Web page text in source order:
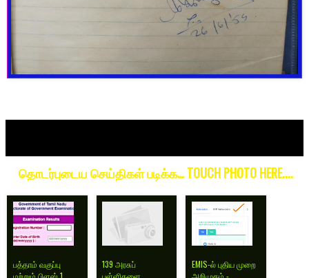
தொடர்புடைய செய்திகள் படிக்க… TOUCH PHOTO HERE....
பத்தாம் வகுப்பு
139 அரசுப்
EMIS-ல் புதிய முறை